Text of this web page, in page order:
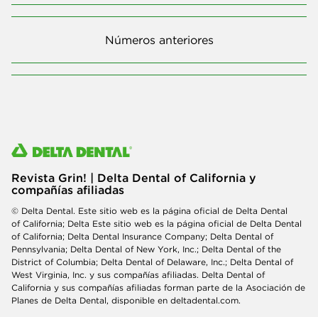
Números anteriores
Revista Grin! | Delta Dental of California y
compañías afiliadas
© Delta Dental. Este sitio web es la página oficial de Delta Dental
of California; Delta Este sitio web es la página oficial de Delta Dental
of California; Delta Dental Insurance Company; Delta Dental of
Pennsylvania; Delta Dental of New York, Inc.; Delta Dental of the
District of Columbia; Delta Dental of Delaware, Inc.; Delta Dental of
West Virginia, Inc. y sus compañías afiliadas. Delta Dental of
California y sus compañías afiliadas forman parte de la Asociación de
Planes de Delta Dental, disponible en deltadental.com.